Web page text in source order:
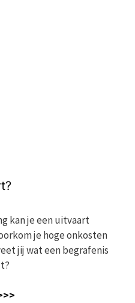
kan je een uitvaart
je hoge onkosten
jij wat een begrafenis